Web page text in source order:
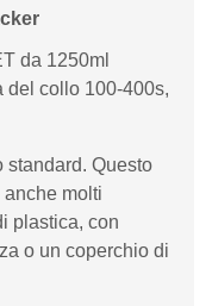
da 1250ml
del collo 100-400s,
standard. Questo
molti
plastica, con
o un coperchio di